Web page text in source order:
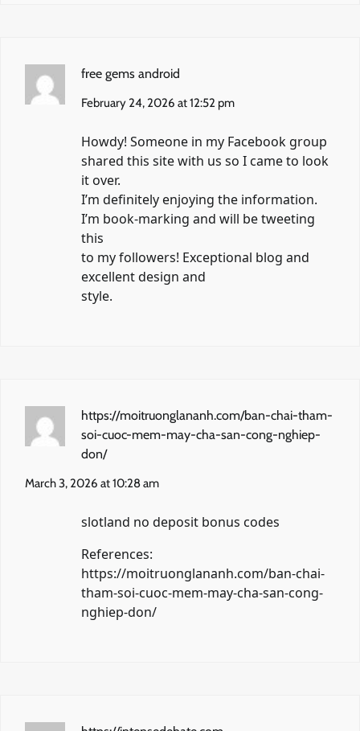
free gems android
February 24, 2026 at 12:52 pm
Howdy! Someone in my Facebook group
shared this site with us so I came to look
it over.
I’m definitely enjoying the information.
I’m book-marking and will be tweeting
this
to my followers! Exceptional blog and
excellent design and
style.
https://moitruonglananh.com/ban-chai-tham-
soi-cuoc-mem-may-cha-san-cong-nghiep-
don/
March 3, 2026 at 10:28 am
slotland no deposit bonus codes
References:
https://moitruonglananh.com/ban-chai-
tham-soi-cuoc-mem-may-cha-san-cong-
nghiep-don/